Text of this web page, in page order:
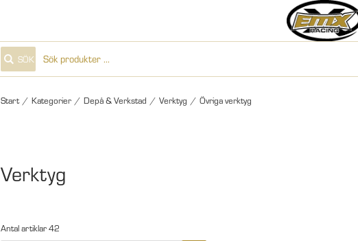
SÖK
Start / Kategorier / Depå & Verkstad / Verktyg / Övriga verktyg
Verktyg
Antal artiklar42